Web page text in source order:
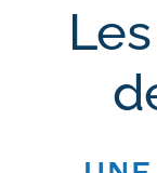
Qui sommes-
RECHERCHER: